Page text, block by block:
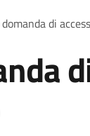
di